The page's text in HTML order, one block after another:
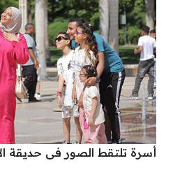
أسرة تلتقط الصور فى حديقة